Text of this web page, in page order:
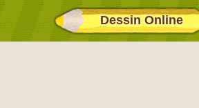
Dessin Online